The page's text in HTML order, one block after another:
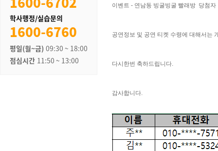
학사행정/실습문의
1600-6760
평일(월~금) 09:30 ~ 18:00
점심시간 11:50 ~ 13:00